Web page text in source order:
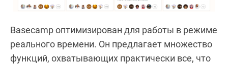
Basecamp оптимизирован для работы в режиме
реального времени. Он предлагает множество
функций, охватывающих практически все, что